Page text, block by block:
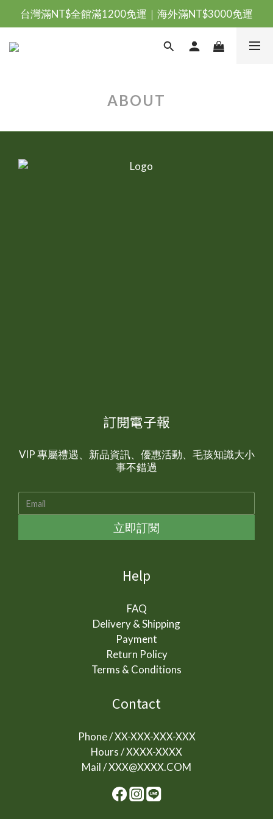
台灣滿NT$全館滿1200免運｜海外滿NT$3000免運
台灣滿NT$全館滿1200免運｜海外滿NT$3000免運
會員優惠專區由此進
ABOUT
訂閱電子報
VIP 專屬禮遇、新品資訊、優惠活動、毛孩知識大小
事不錯過
立即訂閱
Help
FAQ
Delivery & Shipping
Payment
Return Policy
Terms & Conditions
Contact
Phone / XX-XXX-XXX-XXX
Hours / XXXX-XXXX
Mail / XXX@XXXX.COM